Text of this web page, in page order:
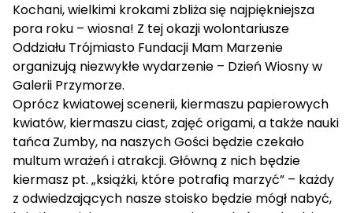
Kochani, wielkimi krokami zbliża się najpiękniejsza
pora roku – wiosna! Z tej okazji wolontariusze
Oddziału Trójmiasto Fundacji Mam Marzenie
organizują niezwykłe wydarzenie – Dzień Wiosny w
Galerii Przymorze.
Oprócz kwiatowej scenerii, kiermaszu papierowych
kwiatów, kiermaszu ciast, zajęć origami, a także nauki
tańca Zumby, na naszych Gości będzie czekało
multum wrażeń i atrakcji. Główną z nich będzie
kiermasz pt. „książki, które potrafią marzyć” – każdy
z odwiedzających nasze stoisko będzie mógł nabyć,